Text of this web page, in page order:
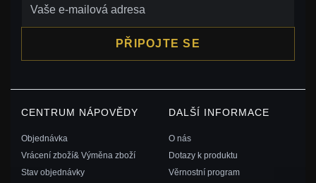
PŘIPOJTE SE
CENTRUM NÁPOVĚDY
Objednávka
Vrácení zboží& Výměna zboží
Stav objednávky
DALŠÍ INFORMACE
O nás
Dotazy k produktu
Věrnostní program